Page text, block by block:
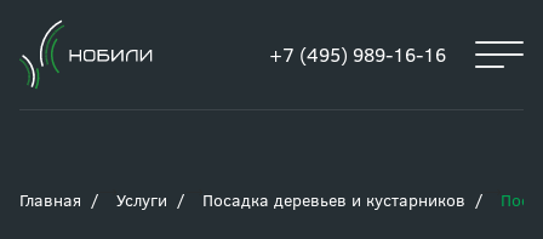
+7 (495) 989-16-16
Главная Услуги Посадка деревьев и кустарников